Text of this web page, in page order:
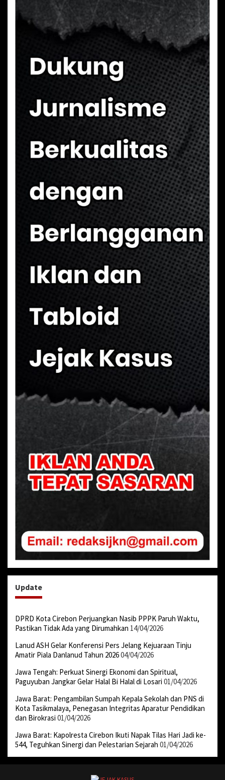
Update
DPRD Kota Cirebon Perjuangkan Nasib PPPK Paruh Waktu,
Pastikan Tidak Ada yang Dirumahkan 14/04/2026
Lanud ASH Gelar Konferensi Pers Jelang Kejuaraan Tinju
Amatir Piala Danlanud Tahun 202604/04/2026
Jawa Tengah: Perkuat Sinergi Ekonomi dan Spiritual,
Paguyuban Jangkar Gelar Halal Bi Halal di Losari 01/04/2026
Jawa Barat: Pengambilan Sumpah Kepala Sekolah dan PNS di
Kota Tasikmalaya, Penegasan Integritas Aparatur Pendidikan
dan Birokrasi 01/04/2026
Jawa Barat: Kapolresta Cirebon Ikuti Napak Tilas Hari Jadi ke-
544, Teguhkan Sinergi dan Pelestarian Sejarah 01/04/2026